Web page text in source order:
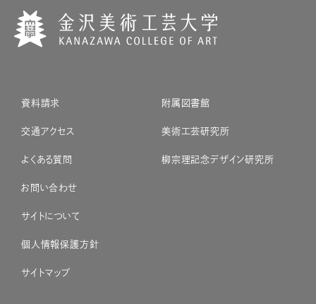
資料請求
交通アクセス
よくある質問
お問い合わせ
サイトについて
個人情報保護方針
サイトマップ
附属図書館
美術工芸研究所
柳宗理記念デザイン研究所